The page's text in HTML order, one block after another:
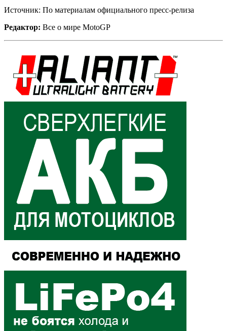
Источник: По материалам официального пресс-релиза
Редактор: Все о мире MotoGP